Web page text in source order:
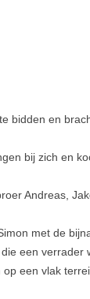
bidden en
bij zich en
Andreas,
met de
een verrader
een vlak